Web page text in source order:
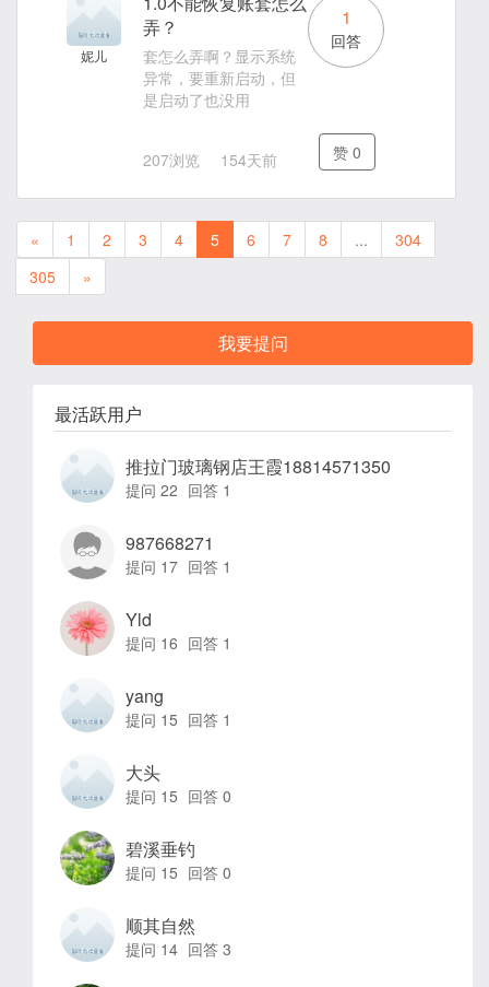
妮儿
弄？
套怎么弄啊？显示系统
异常，要重新启动，但
是启动了也没用
207浏览 154天前
1
回答
赞 0
« 1 2 3 4 5 6 7 8 ...
304
305
»
我要提问
最活跃用户
推拉门玻璃钢店王霞18814571350
提问 22 回答 1
987668271
提问 17 回答 1
Yld
提问 16 回答 1
yang
提问 15 回答 1
大头
提问 15 回答 0
碧溪垂钓
提问 15 回答 0
顺其自然
提问 14 回答 3